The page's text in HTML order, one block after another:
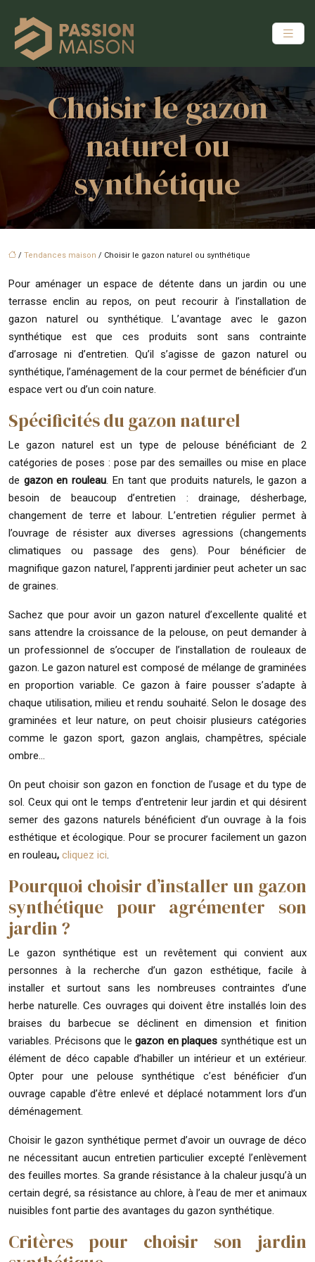
Choisir le gazon
naturel ou
synthétique
/ Tendances maison / Choisir le gazon naturel ou synthétique
Pour aménager un espace de détente dans un jardin ou une
terrasse enclin au repos, on peut recourir à l’installation de
gazon naturel ou synthétique. L’avantage avec le gazon
synthétique est que ces produits sont sans contrainte
d’arrosage ni d’entretien. Qu’il s’agisse de gazon naturel ou
synthétique, l’aménagement de la cour permet de bénéficier d’un
espace vert ou d’un coin nature.
Spécificités du gazon naturel
Le gazon naturel est un type de pelouse bénéficiant de 2
catégories de poses : pose par des semailles ou mise en place
de gazon en rouleau. En tant que produits naturels, le gazon a
besoin de beaucoup d’entretien : drainage, désherbage,
changement de terre et labour. L’entretien régulier permet à
l’ouvrage de résister aux diverses agressions (changements
climatiques ou passage des gens). Pour bénéficier de
magnifique gazon naturel, l’apprenti jardinier peut acheter un sac
de graines.
Sachez que pour avoir un gazon naturel d’excellente qualité et
sans attendre la croissance de la pelouse, on peut demander à
un professionnel de s’occuper de l’installation de rouleaux de
gazon. Le gazon naturel est composé de mélange de graminées
en proportion variable. Ce gazon à faire pousser s’adapte à
chaque utilisation, milieu et rendu souhaité. Selon le dosage des
graminées et leur nature, on peut choisir plusieurs catégories
comme le gazon sport, gazon anglais, champêtres, spéciale
ombre…
On peut choisir son gazon en fonction de l’usage et du type de
sol. Ceux qui ont le temps d’entretenir leur jardin et qui désirent
semer des gazons naturels bénéficient d’un ouvrage à la fois
esthétique et écologique. Pour se procurer facilement un gazon
en rouleau, cliquez ici.
Pourquoi choisir d’installer un gazon
synthétique pour agrémenter son
jardin ?
Le gazon synthétique est un revêtement qui convient aux
personnes à la recherche d’un gazon esthétique, facile à
installer et surtout sans les nombreuses contraintes d’une
herbe naturelle. Ces ouvrages qui doivent être installés loin des
braises du barbecue se déclinent en dimension et finition
variables. Précisons que legazon en plaques synthétique est un
élément de déco capable d’habiller un intérieur et un extérieur.
Opter pour une pelouse synthétique c’est bénéficier d’un
ouvrage capable d’être enlevé et déplacé notamment lors d’un
déménagement.
Choisir le gazon synthétique permet d’avoir un ouvrage de déco
ne nécessitant aucun entretien particulier excepté l’enlèvement
des feuilles mortes. Sa grande résistance à la chaleur jusqu’à un
certain degré, sa résistance au chlore, à l’eau de mer et animaux
nuisibles font partie des avantages du gazon synthétique.
Critères pour choisir son jardin